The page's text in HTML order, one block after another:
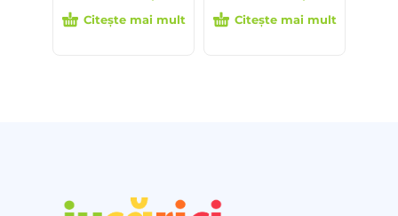
Citește mai mult Citește mai mult